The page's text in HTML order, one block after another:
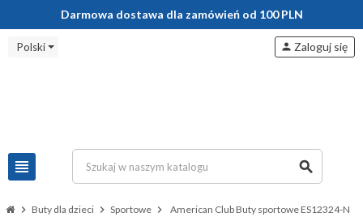
Darmowa dostawa dla zamówień od 100 PLN
Polski
view_headline search
person Zaloguj się
chevron_right Buty dla dzieci chevron_right Sportowe chevron_right American Club Buty sportowe ES12324-N